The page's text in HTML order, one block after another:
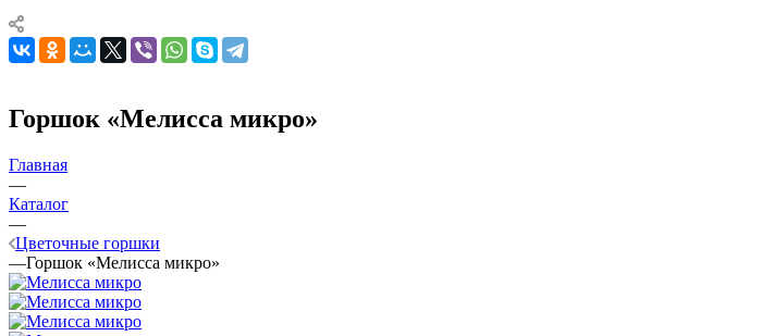
Горшок «Мелисса микро»
Главная
—
Каталог
—
Цветочные горшки
—Горшок «Мелисса микро»